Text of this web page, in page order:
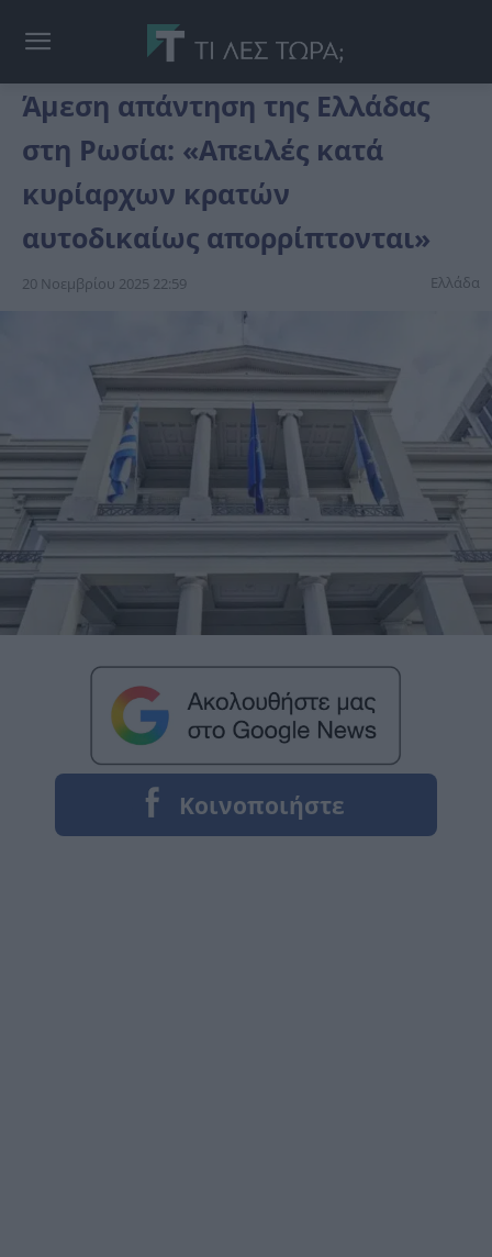
Άμεση απάντηση της Ελλάδας
στη Ρωσία: «Απειλές κατά
κυρίαρχων κρατών
αυτοδικαίως απορρίπτονται»
20 Νοεμβρίου 2025 22:59 Ελλάδα